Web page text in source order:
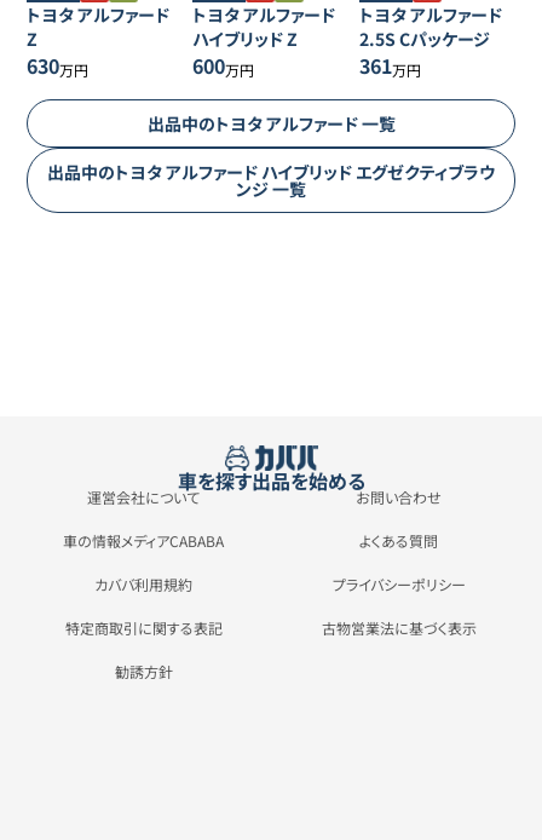
トヨタアルファード
Z
630万円
トヨタアルファード
ハイブリッド Z
600万円
トヨタアルファード
2.5S Cパッケージ
361万円
出品中のトヨタアルファード一覧
出品中のトヨタアルファード ハイブリッド エグゼクティブラウ
ンジ一覧
車を探す出品を始める
運営会社について お問い合わせ
車の情報メディアCABABA よくある質問
カババ利用規約 プライバシーポリシー
特定商取引に関する表記 古物営業法に基づく表示
勧誘方針